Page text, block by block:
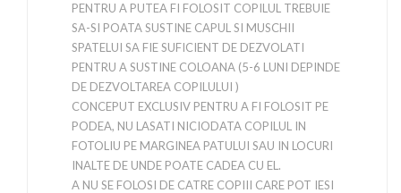
PENTRU A PUTEA FI FOLOSIT COPILUL TREBUIE
SA-SI POATA SUSTINE CAPUL SI MUSCHII
SPATELUI SA FIE SUFICIENT DE DEZVOLATI
PENTRU A SUSTINE COLOANA (5-6 LUNI DEPINDE
DE DEZVOLTAREA COPILULUI )
CONCEPUT EXCLUSIV PENTRU A FI FOLOSIT PE
PODEA, NU LASATI NICIODATA COPILUL IN
FOTOLIU PE MARGINEA PATULUI SAU IN LOCURI
INALTE DE UNDE POATE CADEA CU EL.
A NU SE FOLOSI DE CATRE COPIII CARE POT IESI